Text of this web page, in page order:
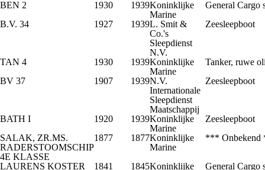
BEN 2
1930 1939Koninklijke
Marine
General Cargo
B.V. 34
1927 1939L. Smit &
Co.'s
Sleepdienst
N.V.
Zeesleepboot
TAN 4 1930 1939Koninklijke
Marine
Tanker, ruwe
BV 37
1907 1939N.V.
Internationale
Sleepdienst
Maatschappij
Zeesleepboot
BATH I 1920 1939Koninklijke
Marine
Zeesleepboot
SALAK, ZR.MS.
RADERSTOOMSCHIP
4E KLASSE
1877 1877Koninklijke
Marine
***
LAURENS KOSTER 1841 1845Koninklijke
General Cargo